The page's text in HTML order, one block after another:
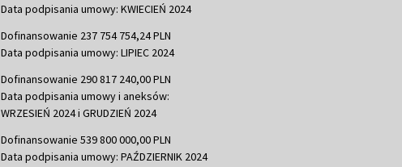
Data podpisania umowy: KWIECIEŃ 2024
Dofinansowanie 237 754 754,24 PLN
Data podpisania umowy: LIPIEC 2024
Dofinansowanie 290 817 240,00 PLN
Data podpisania umowy i aneksów:
WRZESIEŃ 2024 i GRUDZIEŃ 2024
Dofinansowanie 539 800 000,00 PLN
Data podpisania umowy: PAŹDZIERNIK 2024